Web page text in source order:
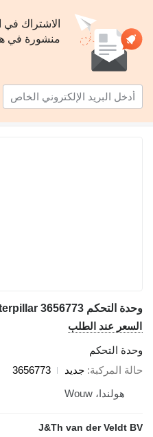
الاشتراك
منشورة في
السعر عند الطلب
وحدة التحكم
حالة المركبة جديد
3656773
هولندا، Wouw
J&Th van der Veldt BV